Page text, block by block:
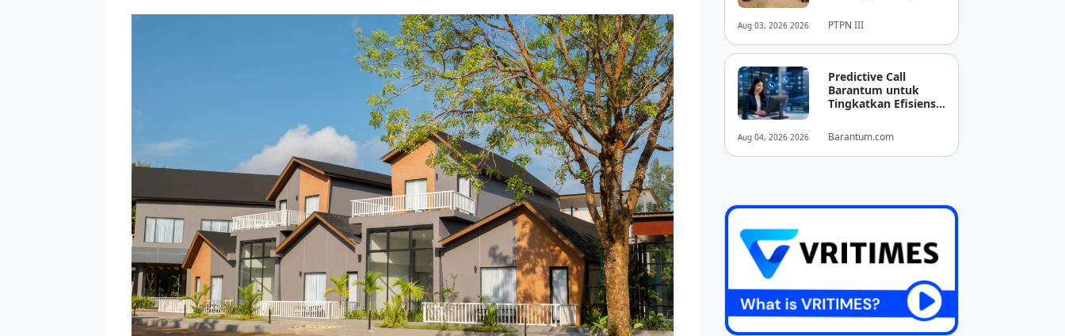
Aug 03, 2026 2026
Aparatur
Perkebunan Lewat
Pelatihan Avenza
Maps di Way Kanan
PTPN III
Aug 04, 2026 2026
Predictive Call
Barantum untuk
Tingkatkan Efisiensi
Barantum.com